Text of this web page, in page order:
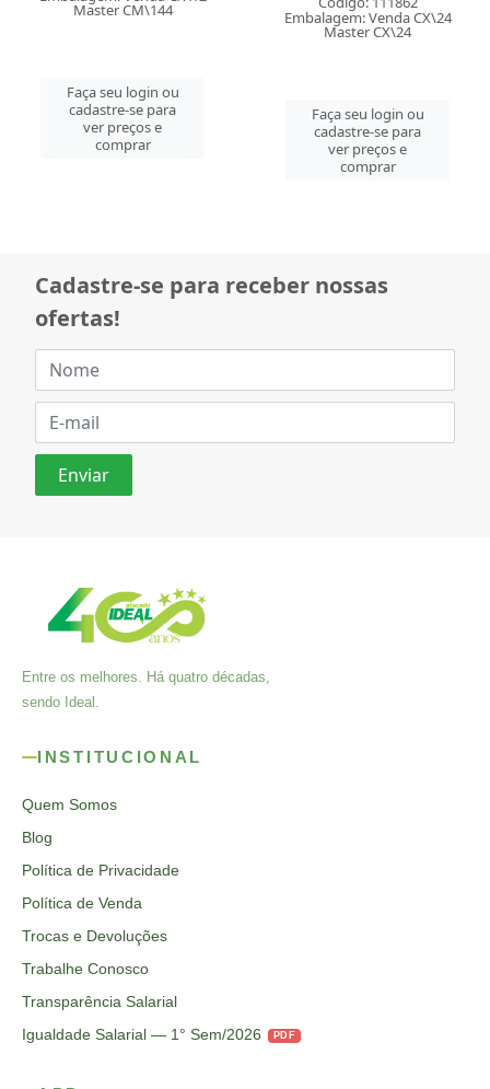
Master CM\144
Faça seu login ou
cadastre-se para
ver preços e
comprar
Embalagem: Venda CX\24
Master CX\24
Faça seu login ou
cadastre-se para
ver preços e
comprar
Cadastre-se para receber nossas
ofertas!
Entre os melhores. Há quatro décadas,
sendo Ideal.
INSTITUCIONAL
Quem Somos
Blog
Política de Privacidade
Política de Venda
Trocas e Devoluções
Trabalhe Conosco
Transparência Salarial
Igualdade Salarial — 1° Sem/2026
PDF